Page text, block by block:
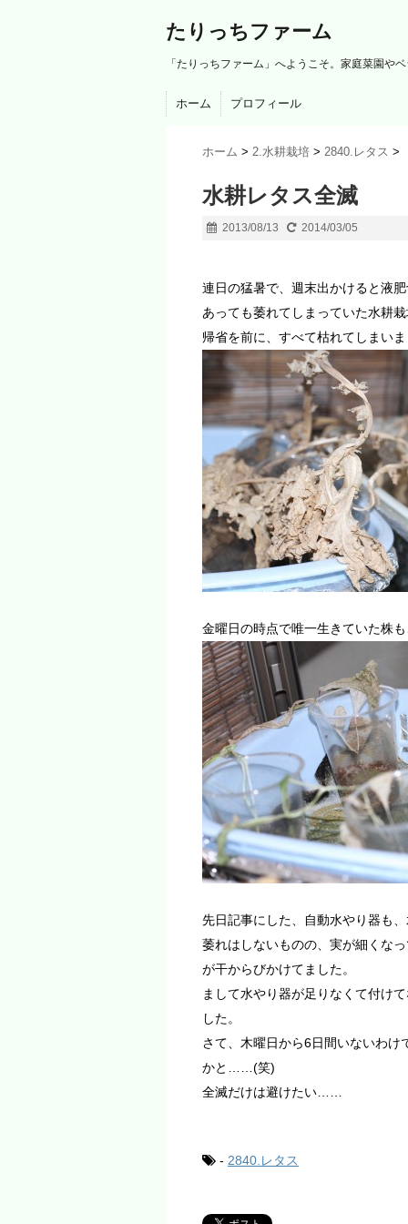
たりっちファーム
「たりっちファーム」へようこそ。家庭菜園や
ホーム プロフィール
ホーム > 2.水耕栽培 > 2840.レタス >
水耕レタス全滅
2013/08/13 2014/03/05
連日の猛暑で、週末出かけると液
あっても萎れてしまっていた水耕
帰省を前に、すべて枯れてしまい
金曜日の時点で唯一生きていた株
先日記事にした、自動水やり器も
萎れはしないものの、実が細くな
が干からびかけてました。
まして水やり器が足りなくて付け
した。
さて、木曜日から6日間いないわ
かと……(笑)
全滅だけは避けたい……
- 2840.レタス